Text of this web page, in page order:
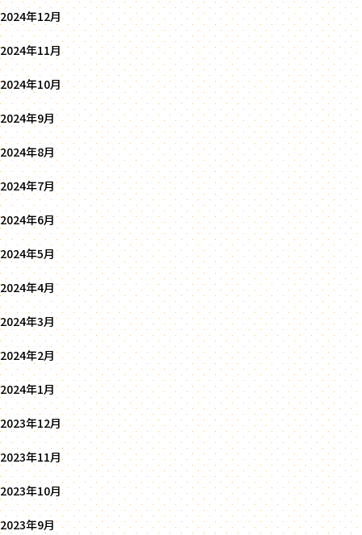
2024年12月
2024年11月
2024年10月
2024年9月
2024年8月
2024年7月
2024年6月
2024年5月
2024年4月
2024年3月
2024年2月
2024年1月
2023年12月
2023年11月
2023年10月
2023年9月